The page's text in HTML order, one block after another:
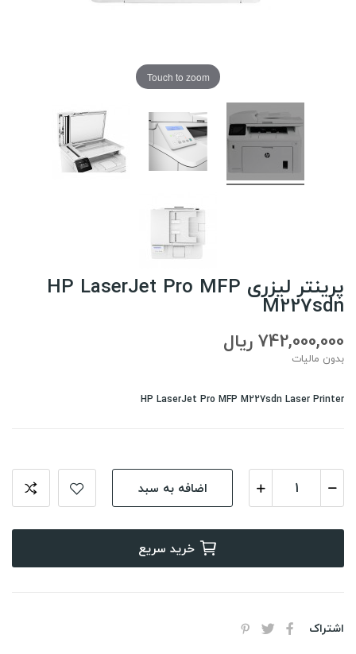
Touch to zoom
پرینتر لیزری HP LaserJet Pro MFP
M227sdn
742,000,000 ریال
بدون مالیات
HP LaserJet Pro MFP M227sdn Laser Printer
اضافه به سبد
خرید سریع
اشتراک